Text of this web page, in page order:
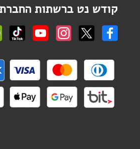
קודש נט ברשתות